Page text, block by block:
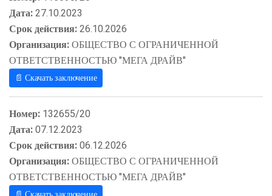
Дата:27.10.2023
Срок действия:26.10.2026
Организация:ОБЩЕСТВО С ОГРАНИЧЕННОЙ
ОТВЕТСТВЕННОСТЬЮ "МЕГА ДРАЙВ"
📄 Скачать заключение
Номер: 132655/20
Дата:07.12.2023
Срок действия:06.12.2026
Организация:ОБЩЕСТВО С ОГРАНИЧЕННОЙ
ОТВЕТСТВЕННОСТЬЮ "МЕГА ДРАЙВ"